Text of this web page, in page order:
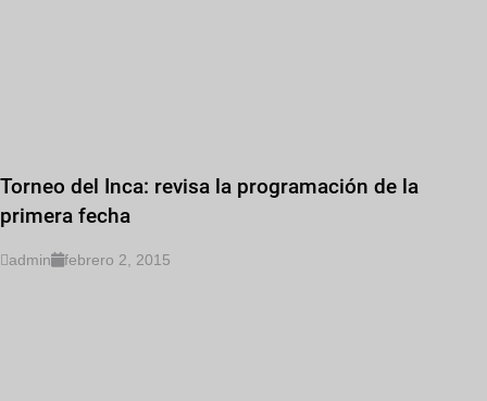
Torneo del Inca: revisa la programación de la
primera fecha
admin febrero 2, 2015